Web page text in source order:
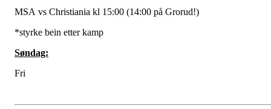
MSA vs Christiania kl 15:00 (14:00 på Grorud!)
*styrke bein etter kamp
Søndag:
Fri